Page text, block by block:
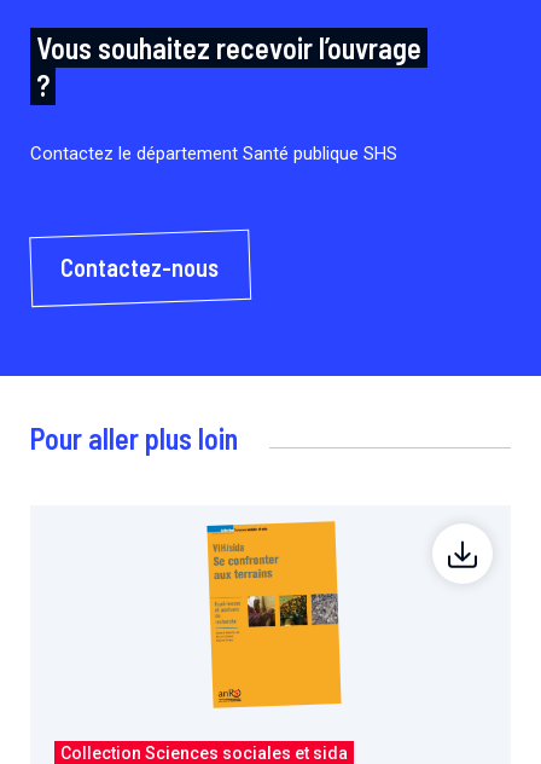
Vous souhaitez recevoir l’ouvrage
?
Contactez le département Santé publique SHS
Contactez-nous
Pour aller plus loin
Collection Sciences sociales et sida